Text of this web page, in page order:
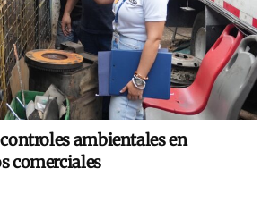
ambientales en
comerciales